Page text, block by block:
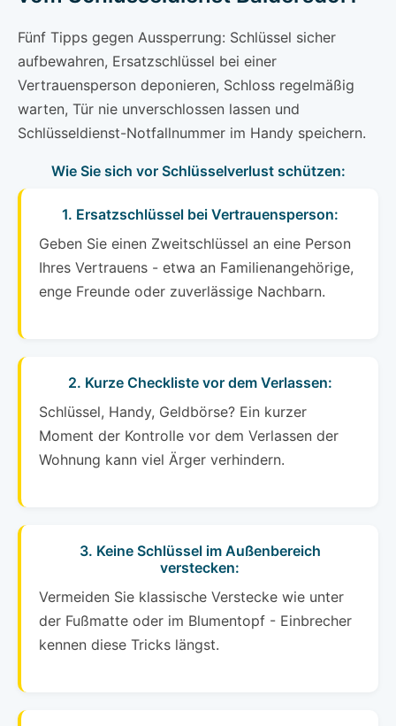
Fünf Tipps gegen Aussperrung: Schlüssel sicher
aufbewahren, Ersatzschlüssel bei einer
Vertrauensperson deponieren, Schloss regelmäßig
warten, Tür nie unverschlossen lassen und
Schlüsseldienst-Notfallnummer im Handy speichern.
Wie Sie sich vor Schlüsselverlust schützen:
1. Ersatzschlüssel bei Vertrauensperson:
Geben Sie einen Zweitschlüssel an eine Person
Ihres Vertrauens - etwa an Familienangehörige,
enge Freunde oder zuverlässige Nachbarn.
2. Kurze Checkliste vor dem Verlassen:
Schlüssel, Handy, Geldbörse? Ein kurzer
Moment der Kontrolle vor dem Verlassen der
Wohnung kann viel Ärger verhindern.
3. Keine Schlüssel im Außenbereich
verstecken:
Vermeiden Sie klassische Verstecke wie unter
der Fußmatte oder im Blumentopf - Einbrecher
kennen diese Tricks längst.